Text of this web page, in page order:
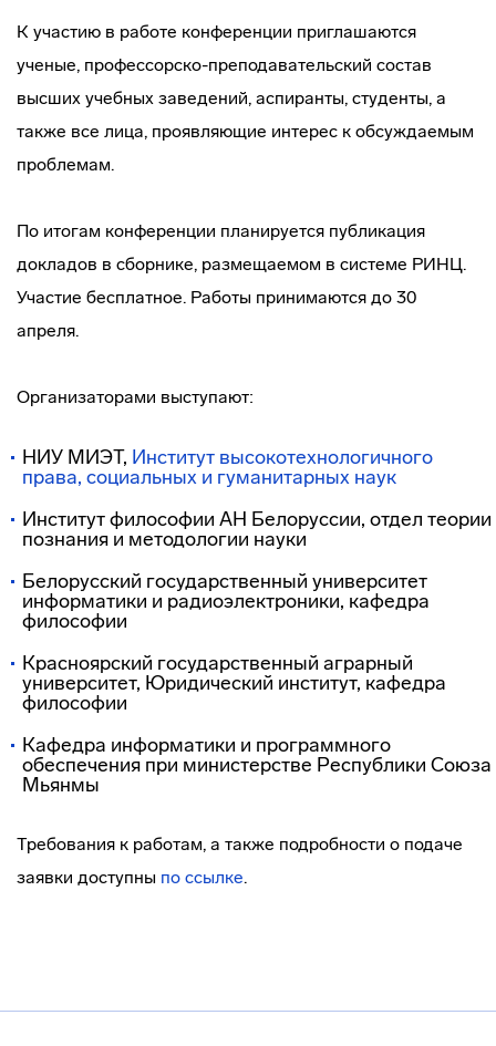
К участию в работе конференции приглашаются
ученые, профессорско-преподавательский состав
высших учебных заведений, аспиранты, студенты, а
также все лица, проявляющие интерес к обсуждаемым
проблемам.
По итогам конференции планируется публикация
докладов в сборнике, размещаемом в системе РИНЦ.
Участие бесплатное. Работы принимаются до 30
апреля.
Организаторами выступают:
НИУ МИЭТ, Институт высокотехнологичного
права, социальных и гуманитарных наук
Институт философии АН Белоруссии, отдел теории
познания и методологии науки
Белорусский государственный университет
информатики и радиоэлектроники, кафедра
философии
Красноярский государственный аграрный
университет, Юридический институт, кафедра
философии
Кафедра информатики и программного
обеспечения при министерстве Республики Союза
Мьянмы
Требования к работам, а также подробности о подаче
заявки доступны по ссылке.